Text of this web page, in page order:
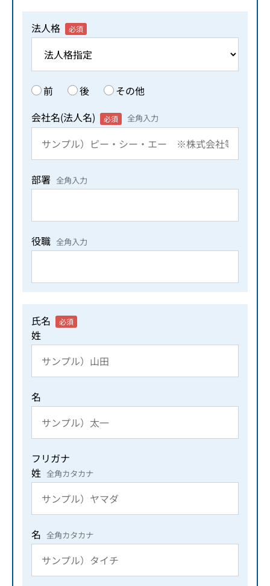
法人格 必須
前 後
その他
会社名(法人名)
必須 全角入力
部署 全角入力
役職 全角入力
氏名 必須
姓
名
フリガナ
姓 全角カタカナ
名 全角カタカナ